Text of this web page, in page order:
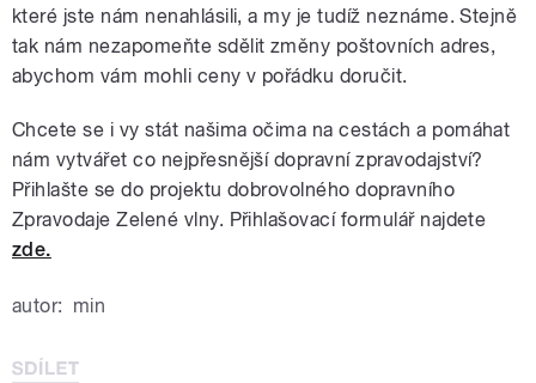
které jste nám nenahlásili, a my je tudíž neznáme. Stejně
tak nám nezapomeňte sdělit změny poštovních adres,
abychom vám mohli ceny v pořádku doručit.
Chcete se i vy stát našima očima na cestách a pomáhat
nám vytvářet co nejpřesnější dopravní zpravodajství?
Přihlašte se do projektu dobrovolného dopravního
Zpravodaje Zelené vlny. Přihlašovací formulář najdete
zde.
autor: min